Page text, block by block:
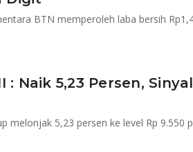
Naik 5,23 Persen, Sinyal